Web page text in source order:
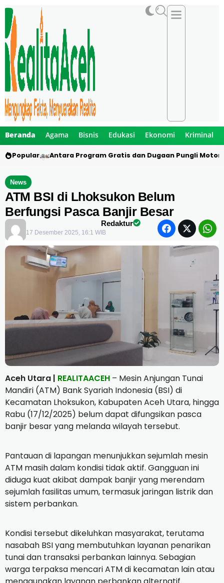
Beranda Agama Bisnis Edukasi Ekonomi Kriminal
Popular Antara Program Gratis dan Dugaan Pungli Motor
News
ATM BSI di Lhoksukon Belum
Berfungsi Pasca Banjir Besar
Redaktur
17 Desember 2025, 16:1 WIB
Aceh Utara | REALITAACEH – Mesin Anjungan Tunai
Mandiri (ATM) Bank Syariah Indonesia (BSI) di
Kecamatan Lhoksukon, Kabupaten Aceh Utara, hingga
Rabu (17/12/2025) belum dapat difungsikan pasca
banjir besar yang melanda wilayah tersebut.
Pantauan di lapangan menunjukkan sejumlah mesin
ATM masih dalam kondisi tidak aktif. Gangguan ini
diduga kuat akibat dampak banjir yang merendam
sejumlah fasilitas umum, termasuk jaringan listrik dan
sistem perbankan.
Kondisi tersebut dikeluhkan masyarakat, terutama
nasabah BSI yang membutuhkan layanan penarikan
tunai dan transaksi perbankan lainnya. Sebagian
warga terpaksa mencari ATM di kecamatan lain atau